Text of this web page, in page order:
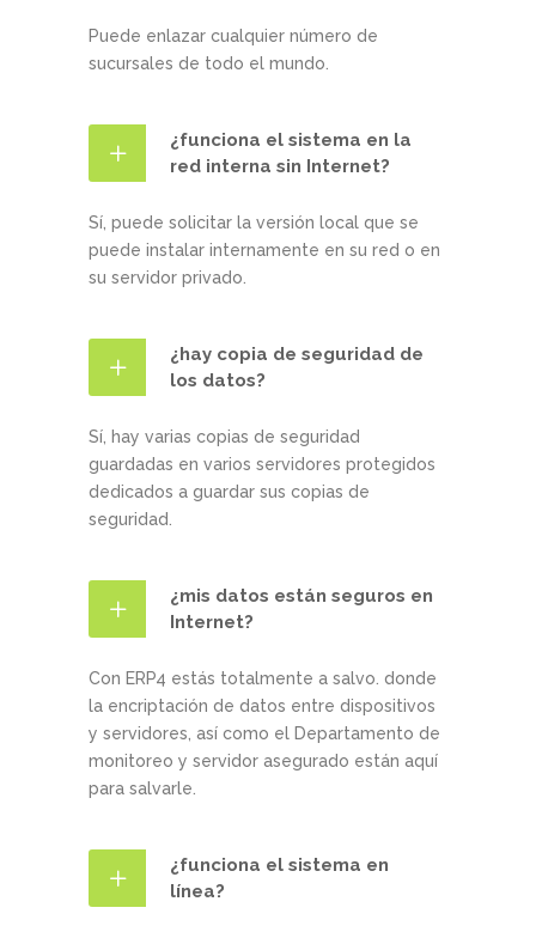
Puede enlazar cualquier número de
sucursales de todo el mundo.
¿funciona el sistema en la
red interna sin Internet?
Sí, puede solicitar la versión local que se
puede instalar internamente en su red o en
su servidor privado.
¿hay copia de seguridad de
los datos?
Sí, hay varias copias de seguridad
guardadas en varios servidores protegidos
dedicados a guardar sus copias de
seguridad.
¿mis datos están seguros en
Internet?
Con ERP4 estás totalmente a salvo. donde
la encriptación de datos entre dispositivos
y servidores, así como el Departamento de
monitoreo y servidor asegurado están aquí
para salvarle.
¿funciona el sistema en
línea?